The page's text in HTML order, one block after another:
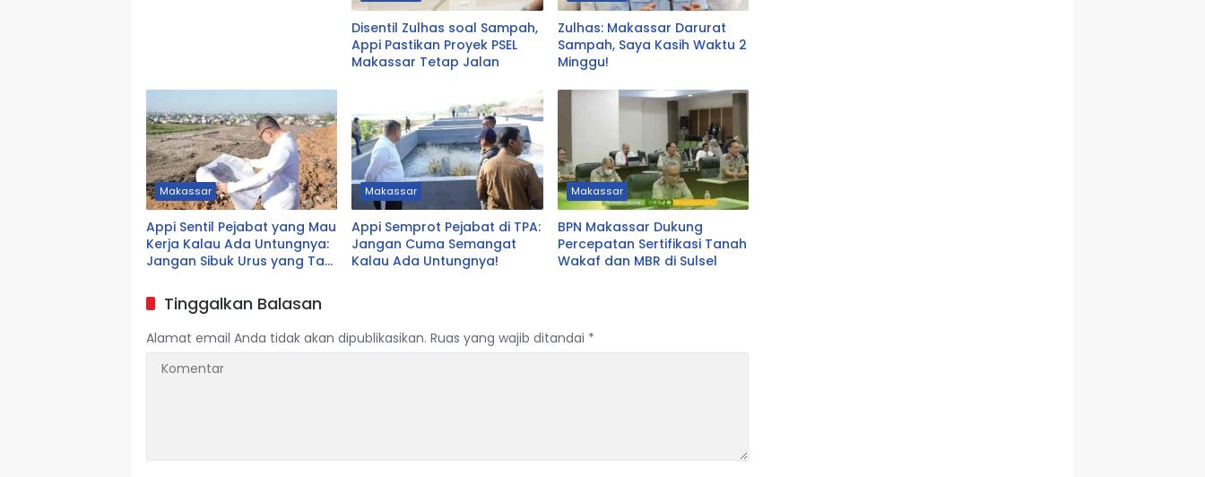
Disentil Zulhas soal Sampah,
Appi Pastikan Proyek PSEL
Makassar Tetap Jalan
Zulhas: Makassar Darurat
Sampah, Saya Kasih Waktu 2
Minggu!
Makassar
Appi Sentil Pejabat yang Mau
Kerja Kalau Ada Untungnya:
Jangan Sibuk Urus yang Tak
Makassar
Appi Semprot Pejabat di TPA:
Jangan Cuma Semangat
Kalau Ada Untungnya!
Makassar
BPN Makassar Dukung
Percepatan Sertifikasi Tanah
Wakaf dan MBR di Sulsel
Tinggalkan Balasan
Alamat email Anda tidak akan dipublikasikan. Ruas yang wajib ditandai *